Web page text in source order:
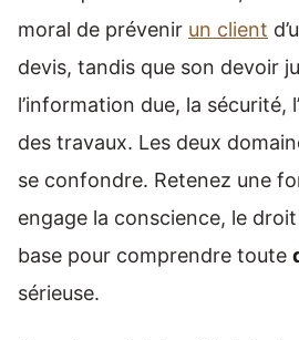
moral de prévenir un client
devis, tandis que son devoir
l’information due, la sécurité,
des travaux. Les deux
se confondre. Retenez une
engage la conscience, le droit
base pour comprendre toute
sérieuse.